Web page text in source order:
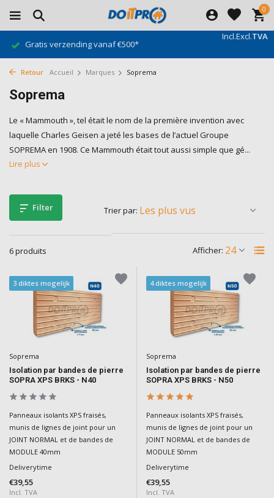
0
Incl.Excl.TVA
Gratis verzending vanaf €500*
Retour Accueil Marques Soprema
Soprema
Le « Mammouth », tel était le nom de la première invention avec
laquelle Charles Geisen a jeté les bases de l’actuel Groupe
SOPREMA en 1908. Ce Mammouth était tout aussi simple que gé...
Lire plus
Filter
6 produits Afficher:
Trier par:
3 diktes mogelijk
Soprema
Isolation par bandes de pierre
SOPRA XPS BRKS - N40
Panneaux isolants XPS fraisés,
munis de lignes de joint pour un
JOINT NORMAL et de bandes de
MODULE 40mm
Deliverytime
€39,55
Incl. TVA
4 diktes mogelijk
Soprema
Isolation par bandes de pierre
SOPRA XPS BRKS - N50
Panneaux isolants XPS fraisés,
munis de lignes de joint pour un
JOINT NORMAL et de bandes de
MODULE 50mm
Deliverytime
€39,55
Incl. TVA